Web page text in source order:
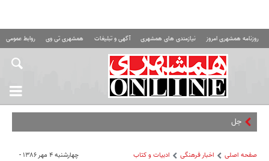
روزنامه همشهری امروز نیازمندی های همشهری آگهی و تبلیغات همشهری تی وی روابط عمومی
جلسه محرمان
صفحه اصلی اخبار فرهنگی ادبیات و کتاب چهارشنبه ۴ مهر ۱۳۸۶ -